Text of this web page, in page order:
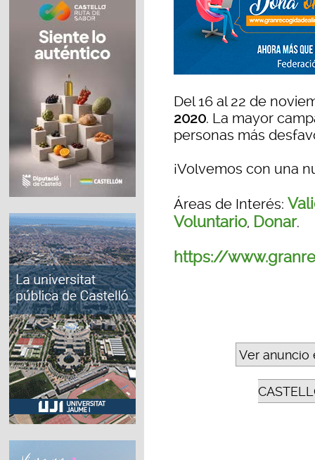
Del 16 al 22 de
2020. La mayor
personas más
¡Volvemos con una
Áreas de Interés:
Voluntario, Donar.
https://
Ver anuncio